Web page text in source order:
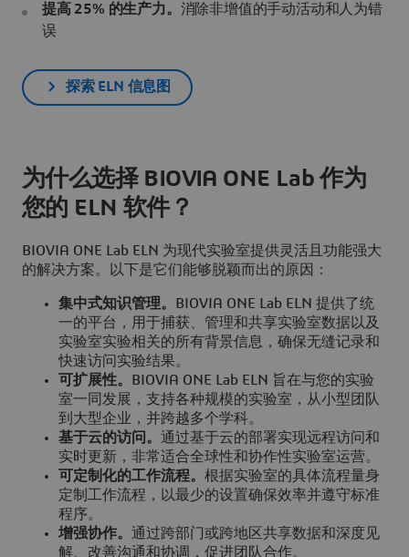
提高 25% 的生产力。 消除非增值的手动活动和人为错
误
探索 ELN 信息图
为什么选择 BIOVIA ONE Lab 作为
您的 ELN 软件？
BIOVIA ONE Lab ELN 为现代实验室提供灵活且功能强大
的解决方案。以下是它们能够脱颖而出的原因：
集中式知识管理。
BIOVIA ONE Lab ELN 提供了统
一的平台，用于捕获、管理和共享实验室数据以及
实验室实验相关的所有背景信息，确保无缝记录和
快速访问实验结果。
可扩展性。
BIOVIA ONE Lab ELN 旨在与您的实验
室一同发展，支持各种规模的实验室，从小型团队
到大型企业，并跨越多个学科。
基于云的访问。 通过基于云的部署实现远程访问和
实时更新，非常适合全球性和协作性实验室运营。
可定制化的工作流程。 根据实验室的具体流程量身
定制工作流程，以最少的设置确保效率并遵守标准
程序。
增强协作。 通过跨部门或跨地区共享数据和深度见
解、改善沟通和协调，促进团队合作。